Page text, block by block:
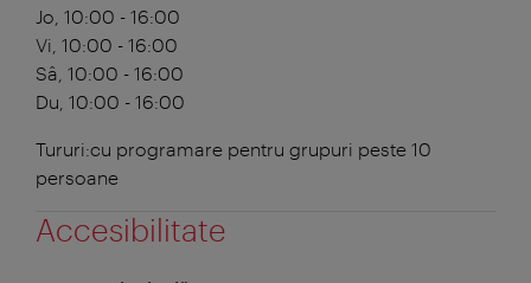
Jo, 10:00 - 16:00
Vi, 10:00 - 16:00
Sâ, 10:00 - 16:00
Du, 10:00 - 16:00
Tururi:cu programare pentru grupuri peste 10
persoane
Accesibilitate